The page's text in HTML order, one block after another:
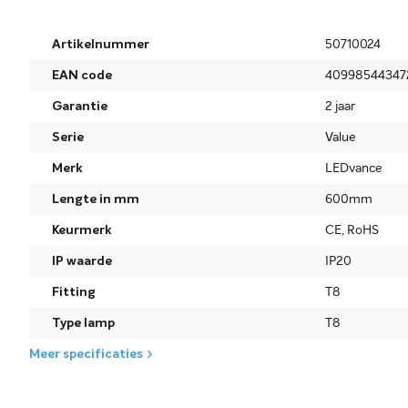
Artikelnummer 50710024
EAN code
Garantie 2 jaar
Serie Value
Merk LEDvance
Lengte in mm 600mm
Keurmerk CE, RoHS
IP waarde IP20
Fitting T8
Type lamp T8
Meer specificaties